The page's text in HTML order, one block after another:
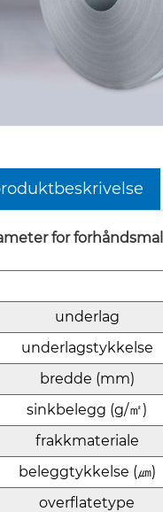
for
underlag
underlagstykkelse
bredde (mm)
sinkbelegg (g/㎡)
frakkmateriale
beleggtykkelse (㎛)
overflatetype